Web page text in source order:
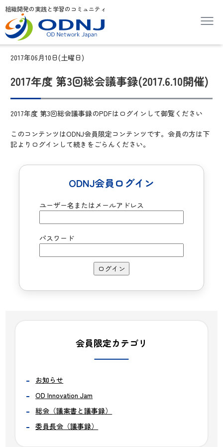
組織開発の実践と学習のコミュニティ
2017年06月10日(土曜日)
2017年度 第3回総会議事録(2017.6.10開催)
2017年度 第3回総会議事録のPDFはログインして御覧ください
このコンテンツはODNJ会員限定コンテンツです。会員の方は下
記よりログインして続きをごらんください。
ODNJ会員ログイン
ユーザー名またはメールアドレス
パスワード
会員限定カテゴリ
お知らせ
OD Innovation Jam
総会（議案書と議事録）
委員長会（議事録）